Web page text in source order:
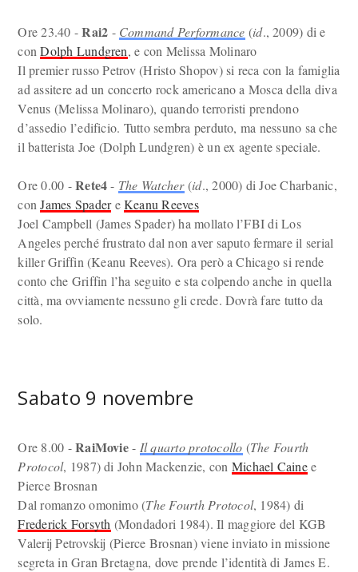
Ore 23.40 -Rai2 - Command Performance (id., 2009) di e
conDolph Lundgren, e con Melissa Molinaro
Il premier russo Petrov (Hristo Shopov) si reca con la famiglia
ad assitere ad un concerto rock americano a Mosca della diva
Venus (Melissa Molinaro), quando terroristi prendono
d’assedio l’edificio. Tutto sembra perduto, ma nessuno sa che
il batterista Joe (Dolph Lundgren) è un ex agente speciale.
Ore 0.00 -Rete4- The Watcher(id., 2000) di Joe Charbanic,
conJames SpadereKeanu Reeves
Joel Campbell (James Spader) ha mollato l’FBI di Los
Angeles perché frustrato dal non aver saputo fermare il serial
killer Griffin (Keanu Reeves). Ora però a Chicago si rende
conto che Griffin l’ha seguito e sta colpendo anche in quella
città, ma ovviamente nessuno gli crede. Dovrà fare tutto da
solo.
Sabato 9 novembre
Ore 8.00 -RaiMovie- Il quarto protocollo (The Fourth
Protocol, 1987) di John Mackenzie, con Michael Cainee
Pierce Brosnan
Dal romanzo omonimo (The Fourth Protocol, 1984) di
Frederick Forsyth (Mondadori 1984). Il maggiore del KGB
Valerij Petrovskij (Pierce Brosnan) viene inviato in missione
segreta in Gran Bretagna, dove prende l’identità di James E.